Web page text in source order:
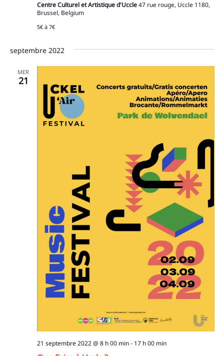
Centre Culturel et Artistique d'Uccle47 rue rouge, Uccle 1180,
Brussel, Belgium
5€ à 7€
septembre 2022
MER
21
21 septembre 2022 @ 8 h 00 min- 17 h 00 min